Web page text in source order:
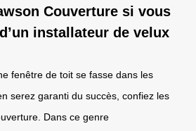
Couverture si vous
installateur de velux
fenêtre de toit se fasse dans les
serez garanti du succès, confiez les
Dans ce genre